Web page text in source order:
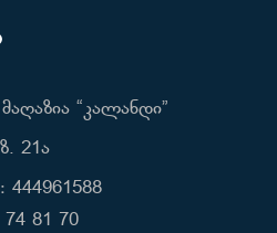
“კალანდი”
21ა
444961588
81 70